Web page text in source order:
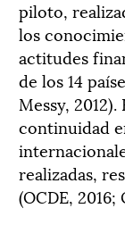
piloto,
los
actitudes
de los 14
Messy,
continuidad
realizadas,
(OCDE, 2016;